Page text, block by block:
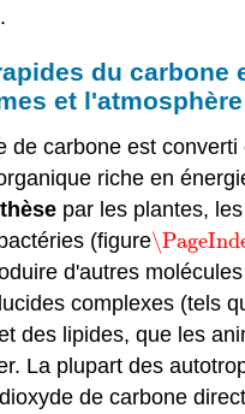
du carbone
et l'atmosphère
de carbone est
riche en
par les plantes,
(figure
d'autres
complexes (tels
des lipides, que les
La plupart des
de carbone